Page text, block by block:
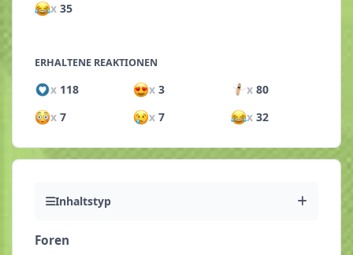
x 35
ERHALTENE REAKTIONEN
x 118 x3 x 80
x 7 x7 x 32
Inhaltstyp
Foren